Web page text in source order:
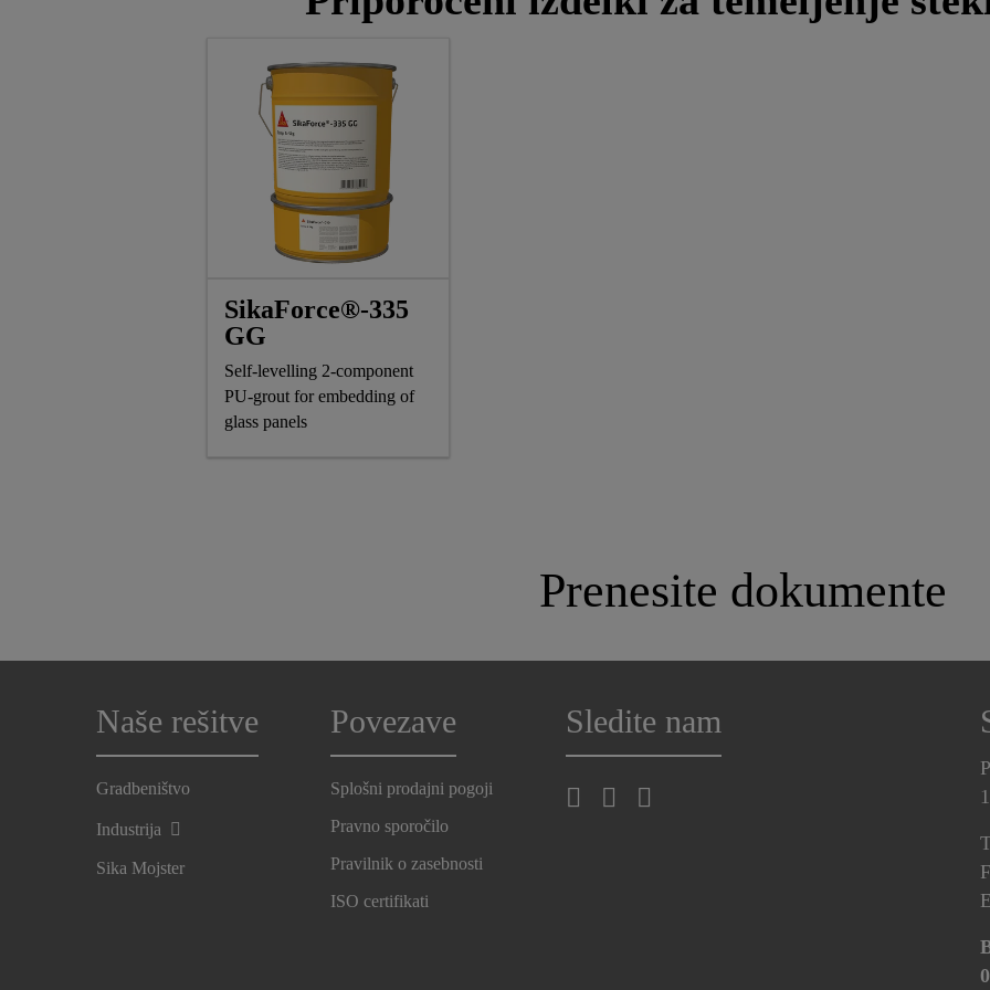
SikaForce®-335
GG
Self-levelling 2-component
PU-grout for embedding of
glass panels
Prenesite dokumente
Naše rešitve
Gradbeništvo
Industrija
Sika Mojster
Povezave
Splošni prodajni pogoji
Pravno sporočilo
Pravilnik o zasebnosti
ISO certifikati
Sledite nam